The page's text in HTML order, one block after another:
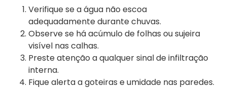
Verifique se a água não escoa
adequadamente durante chuvas.
Observe se há acúmulo de folhas ou sujeira
visível nas calhas.
Preste atenção a qualquer sinal de infiltração
interna.
Fique alerta a goteiras e umidade nas paredes.